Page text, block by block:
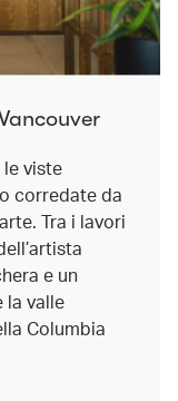
le viste
corredate da
Tra i lavori
e un
la valle
Columbia